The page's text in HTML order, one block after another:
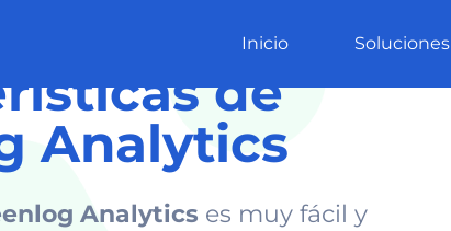
Inicio Soluciones
de
Analytics
Analytics es muy fácil y